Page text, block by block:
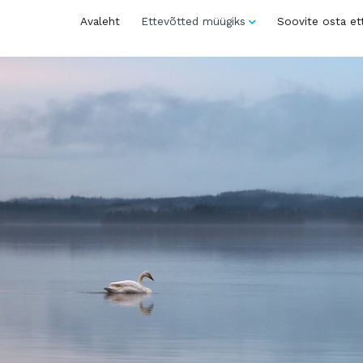
Avaleht Ettevõtted müügiks Soovite osta